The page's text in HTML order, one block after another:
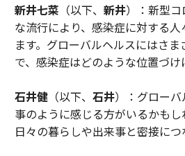
新井七菜 （以下、 新井）：新型
な流行により、感染症に対する
ます。グローバルヘルスにはさ
で、感染症はどのような位置づけ
石井健（以下、 石井）：グロー
事のように感じる方がいるかも
日々の暮らしや出来事と密接につ